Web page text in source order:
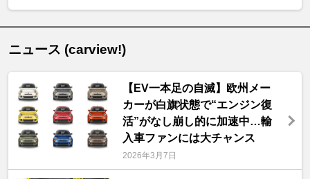
ニュース (carview!)
【EV一本足の自滅】欧州メー
カーが白旗状態で“エンジン復
活”がなし崩し的に加速中…輸
入車ファンには大チャンス
2026年3月7日